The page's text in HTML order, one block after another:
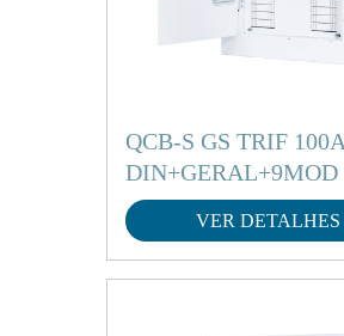
QCB-S GS TRIF
DIN+GERAL+9MOD
VER DETALHES